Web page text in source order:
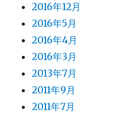
2016年12月
2016年5月
2016年4月
2016年3月
2013年7月
2011年9月
2011年7月